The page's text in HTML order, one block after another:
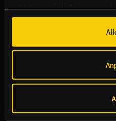
führen. Weitere
Cookie-
insbesondere zu Ihren